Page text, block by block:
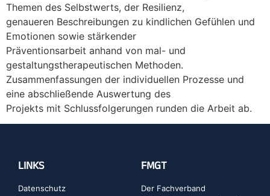
Themen des Selbstwerts, der Resilienz,
genaueren Beschreibungen zu kindlichen Gefühlen und
Emotionen sowie stärkender
Präventionsarbeit anhand von mal- und
gestaltungstherapeutischen Methoden.
Zusammenfassungen der individuellen Prozesse und
eine abschließende Auswertung des
Projekts mit Schlussfolgerungen runden die Arbeit ab.
LINKS
Datenschutz
FMGT
Der Fachverband